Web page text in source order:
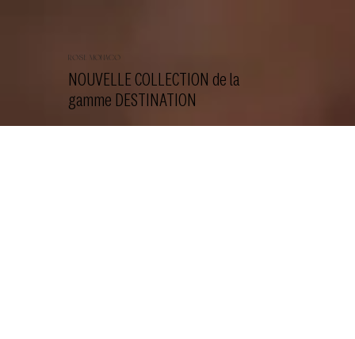
rose monaco
NOUVELLE COLLECTION de la
gamme DESTINATION